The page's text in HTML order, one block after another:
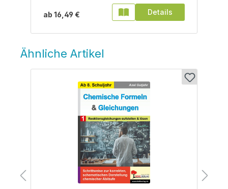
ab 16,49 € Details
Ähnliche Artikel